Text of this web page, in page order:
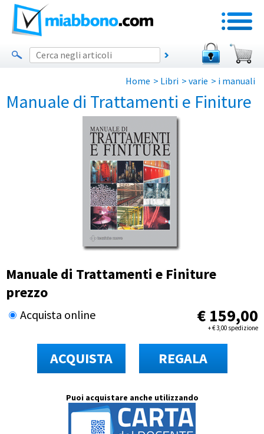
Home > Libri > varie > i manuali
Manuale di Trattamenti e Finiture
Manuale di Trattamenti e Finiture
prezzo
Acquista online € 159,00
+€3,00 spedizione
ACQUISTA REGALA
Puoi acquistare anche utilizzando